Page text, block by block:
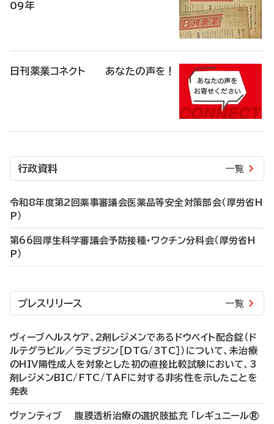
09年
日刊薬業コネクト あなたの声を！
行政資料 一覧
令和8年度第2回薬事審議会医薬品等安全対策部会（厚労省H
P）
第66回厚生科学審議会予防接種・ワクチン分科会（厚労省H
P）
プレスリリース 一覧
ヴィーブヘルスケア、2剤レジメンであるドウベイト配合錠（ド
ルテグラビル／ラミブジン［DTG/3TC］）について、未治療
のHIV陽性成人を対象とした初の直接比較試験において、3
剤レジメンBIC/FTC/TAFに対する非劣性を示したことを
発表
ヴァンティブ 腹膜透析治療の選択肢拡充 「レギュニール®